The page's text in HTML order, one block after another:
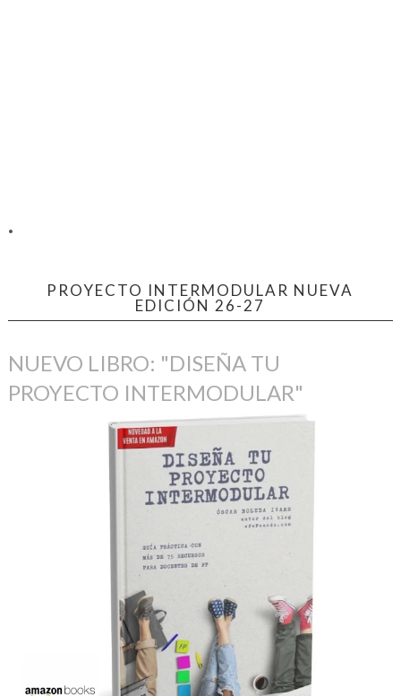
.
PROYECTO INTERMODULAR NUEVA
EDICIÓN 26-27
NUEVO LIBRO: "DISEÑA TU
PROYECTO INTERMODULAR"